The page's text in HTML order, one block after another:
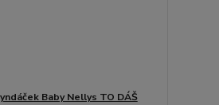
Baby Nellys TO DÁŠ